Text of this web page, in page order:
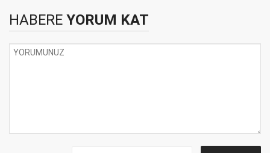
HABERE YORUM KAT